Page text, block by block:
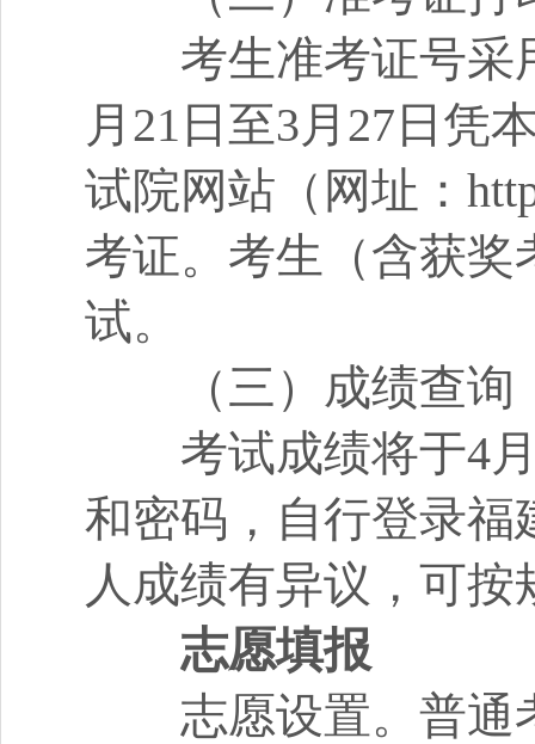
考生准考证号采用
月21日至3月27日凭
试院网站（网址：
考证。考生（含获
试。
（三）成绩查询
考试成绩将于4月
和密码，自行登录福
人成绩有异议，可
志愿填报
志愿设置。普通